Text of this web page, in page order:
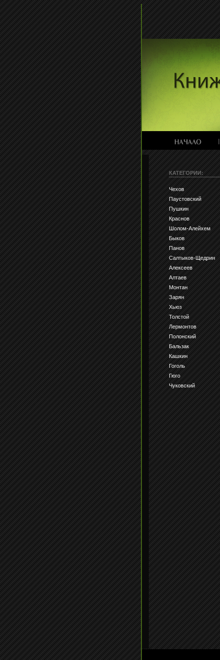
КАТЕГОРИИ:
Чехов
Паустовский
Пушкин
Краснов
Шолом-Алейхем
Быков
Панов
Салтыков-Щедрин
Алексеев
Алтаев
Монтан
Зарян
Хьюз
Толстой
Лермонтов
Полонский
Бальзак
Кашкин
Гоголь
Гюго
Чуковский